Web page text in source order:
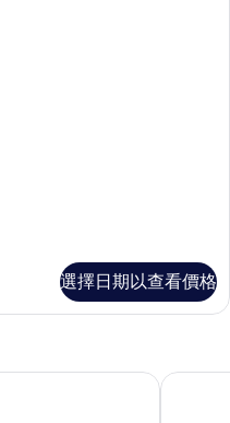
選擇日期以查看價格
嵐山小鎮